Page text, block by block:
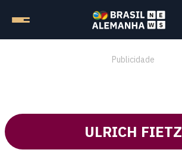
Publicidade
ULRICH FIETZ